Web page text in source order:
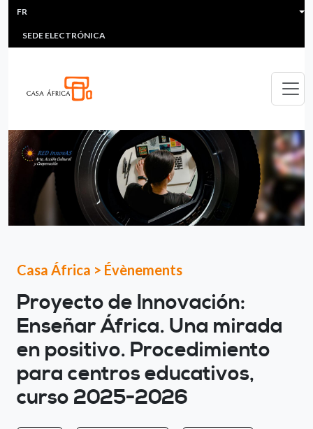
Aller au contenu principal
HEADER MENU
MULTIMEDIA
SEDE ELECTRÓNICA
FR
Casa África > Évènements
Proyecto de Innovación:
Enseñar África. Una mirada
en positivo. Procedimiento
para centros educativos,
curso 2025-2026